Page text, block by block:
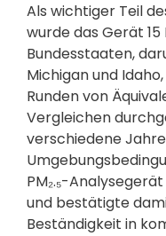
Als wichtiger Teil
wurde das Gerät
Bundesstaaten,
Michigan und
Runden von
Vergleichen
verschiedene
PM₂.₅-
und bestätigte
Beständigkeit in